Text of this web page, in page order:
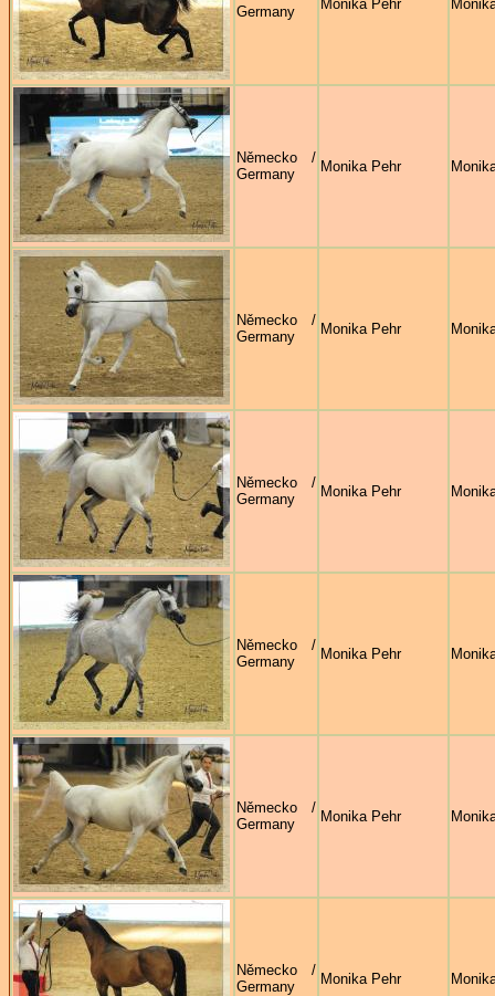
Germany
Monika Pehr
Německo /
Germany
Monika Pehr
Německo /
Germany
Monika Pehr
Německo /
Germany
Monika Pehr
Německo /
Germany
Monika Pehr
Německo /
Germany
Monika Pehr
Německo /
Germany
Monika Pehr